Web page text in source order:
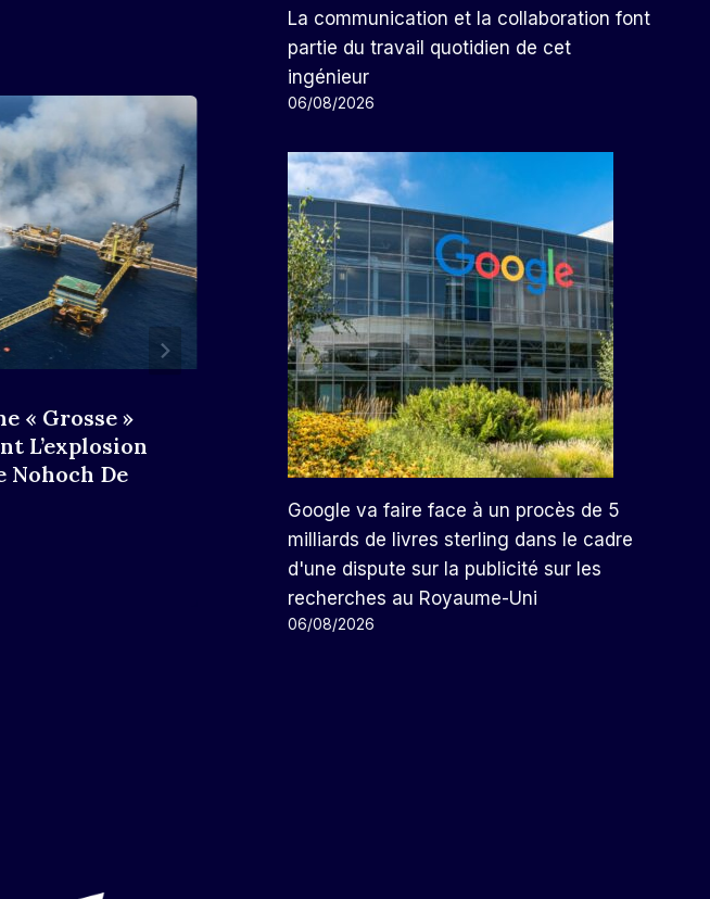
« Grosse »
L’explosion
Nohoch De
L'entreprise Automobile Place 2
Milliards De Pesos En
Certificats Au BMV
Par Arthur 30/04/2024
La communication et la collaboration font
partie du travail quotidien de cet
ingénieur
06/08/2026
Google va faire face à un procès de 5
milliards de livres sterling dans le cadre
d'une dispute sur la publicité sur les
recherches au Royaume-Uni
06/08/2026